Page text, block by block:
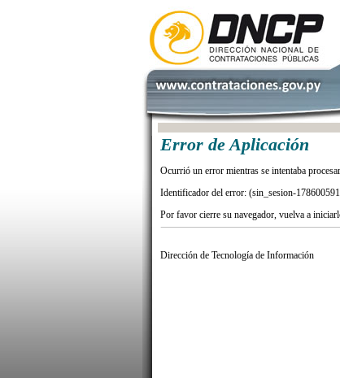
Error de Aplicación
Ocurrió un error mientras se intentaba
Identificador del error: (sin_sesion-
Por favor cierre su navegador, vuelva a
Dirección de Tecnología de Información